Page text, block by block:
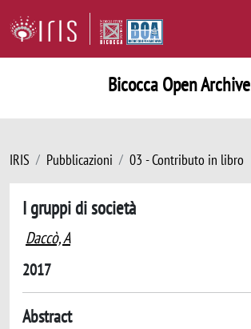
Bicocca Open Archive
IRIS Pubblicazioni 03 - Contributo in libro
I gruppi di società
Daccò, A
2017
Abstract